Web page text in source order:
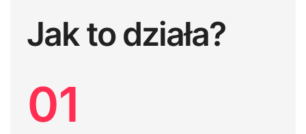
Jak to działa?
01